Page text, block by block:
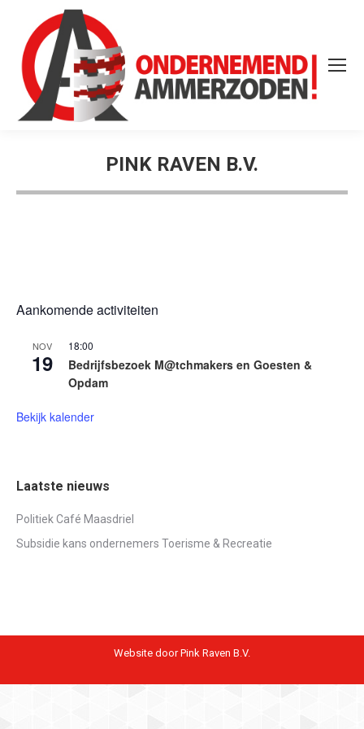
PINK RAVEN B.V.
Aankomende activiteiten
NOV
19
18:00
Bedrijfsbezoek M@tchmakers en Goesten &
Opdam
Bekijk kalender
Laatste nieuws
Politiek Café Maasdriel
Subsidie kans ondernemers Toerisme & Recreatie
Website door Pink Raven B.V.